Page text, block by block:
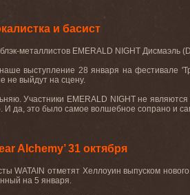
и басист
металлистов EMERALD NIGHT Дисмаэль
выступление 28 января на фестивале
не выйдут на сцену.
Участники EMERALD NIGHT не
да, это было самое волшебное сопрано и
Alchemy’ 31 октября
WATAINотметят Хеллоуин выпуском нового
на 5 января.